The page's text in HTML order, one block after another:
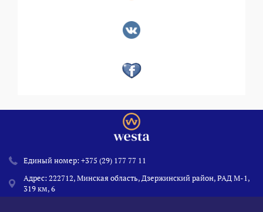
Единый номер:+375 (29) 177 77 11
Адрес: 222712, Минская область, Дзержинский район, РАД М-1,
319 км, 6